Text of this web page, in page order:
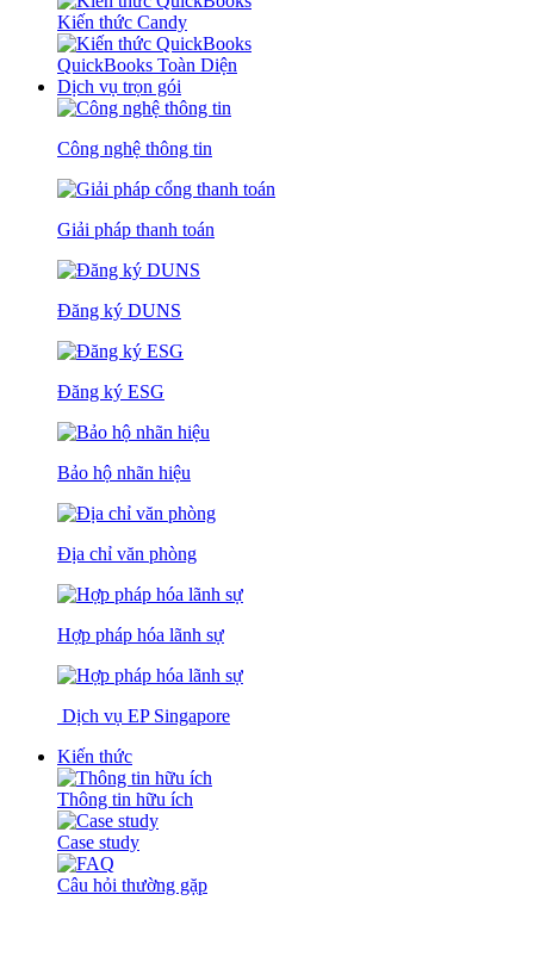
Kiến thức Candy
QuickBooks Toàn Diện
Dịch vụ trọn gói
Công nghệ thông tin
Giải pháp thanh toán
Đăng ký DUNS
Đăng ký ESG
Bảo hộ nhãn hiệu
Địa chỉ văn phòng
Hợp pháp hóa lãnh sự
Dịch vụ EP Singapore
Kiến thức
Thông tin hữu ích
Case study
Câu hỏi thường gặp